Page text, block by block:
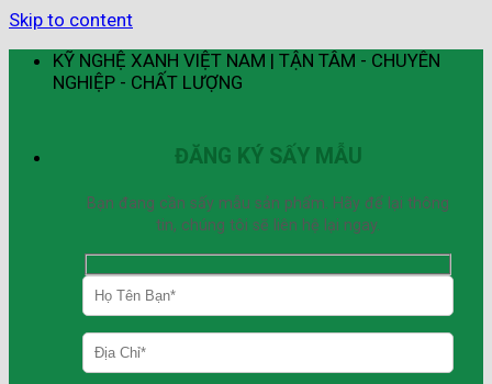
Skip to content
KỸ NGHỆ XANH VIỆT NAM | TẬN TÂM - CHUYÊN
NGHIỆP - CHẤT LƯỢNG
ĐĂNG KÝ SẤY MẪU
Bạn đang cần sấy mẫu sản phẩm. Hãy để lại thông
tin, chúng tôi sẽ liên hệ lại ngay.